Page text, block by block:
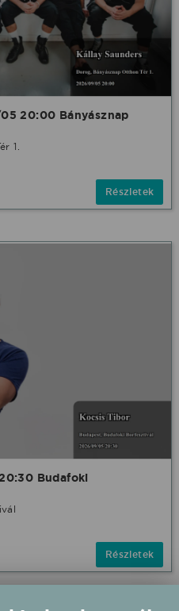
20:00 Bányásznap
1.
Részletek
Budafoki
Részletek